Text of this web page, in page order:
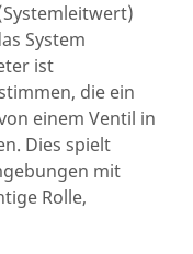
System
ist
die ein
einem Ventil in
Dies spielt
mit
Rolle,